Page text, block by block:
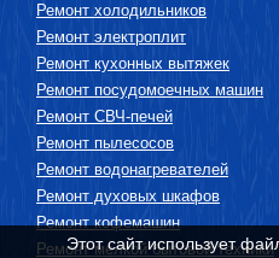
Ремонт холодильников
Ремонт электроплит
Ремонт кухонных вытяжек
Ремонт посудомоечных машин
Ремонт СВЧ-печей
Ремонт пылесосов
Ремонт водонагревателей
Ремонт духовых шкафов
Ремонт кофемашин
Ремонт мелкой бытовой техники
Этот сайт использует